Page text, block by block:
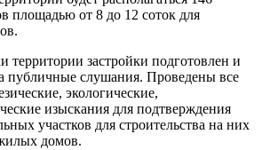
площадью от 8 до 12 соток для
территории застройки подготовлен и
публичные слушания. Проведены все
экологические,
изыскания для подтверждения
участков для строительства на них
домов.